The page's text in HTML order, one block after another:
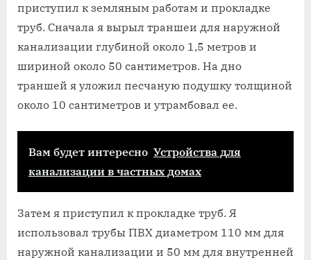
приступил к земляным работам и прокладке
труб. Сначала я вырыл траншеи для наружной
канализации глубиной около 1,5 метров и
шириной около 50 сантиметров. На дно
траншей я уложил песчаную подушку толщиной
около 10 сантиметров и утрамбовал ее.
Вам будет интересно Устройства для
канализации в частных домах
Затем я приступил к прокладке труб. Я
использовал трубы ПВХ диаметром 110 мм для
наружной канализации и 50 мм для внутренней